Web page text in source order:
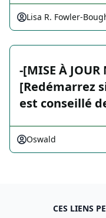
Lisa R. Fowler-
-[MISE À JOUR
[Redémarrez
est conseillé
Oswald
CES LIENS